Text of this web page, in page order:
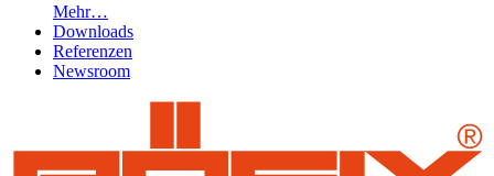
Mehr…
Downloads
Referenzen
Newsroom